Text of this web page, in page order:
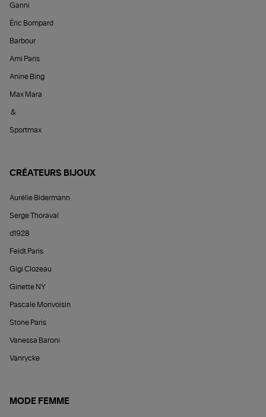
Ganni
Éric Bompard
Barbour
Ami Paris
Anine Bing
Max Mara
&
Sportmax
CRÉATEURS BIJOUX
Aurélie Bidermann
Serge Thoraval
d1928
Feidt Paris
Gigi Clozeau
Ginette NY
Pascale Monvoisin
Stone Paris
Vanessa Baroni
Vanrycke
MODE FEMME